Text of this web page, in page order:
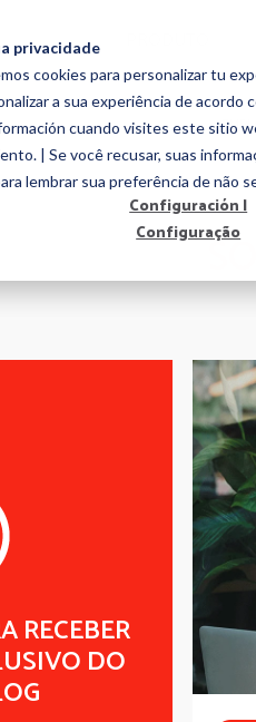
privacidade
cookies para personalizar tu
a sua experiência de acordo
cuando visites este sitio
| Se você recusar, suas
lembrar sua preferência de não
Configuración |
Configuração
RECEBER
DO